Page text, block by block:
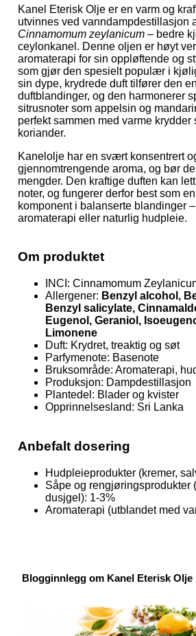
Kanel Eterisk Olje er en varm og
utvinnes ved vanndampdestillasjon
Cinnamomum zeylanicum – bedre
ceylonkanel. Denne oljen er høyt
aromaterapi for sin oppløftende og
som gjør den spesielt populær i
sin dype, krydrede duft tilfører den
duftblandinger, og den harmonerer
sitrusnoter som appelsin og
perfekt sammen med varme krydder
koriander.
Kanelolje har en svært konsentrert
gjennomtrengende aroma, og bør
mengder. Den kraftige duften kan
noter, og fungerer derfor best som
komponent i balanserte blandinger
aromaterapi eller naturlig hudpleie.
Om produktet
INCI: Cinnamomum
Allergener: Benzyl alcohol,
Benzyl salicylate,
Eugenol, Geraniol,
Limonene
Duft: Krydret, treaktig og søt
Parfymenote: Basenote
Bruksområde: Aromaterapi,
Produksjon: Dampdestillasjon
Plantedel: Blader og kvister
Opprinnelsesland: Sri Lanka
Anbefalt dosering
Hudpleieprodukter (kremer,
Såpe og rengjøringsprodukter
dusjgel): 1-3%
Aromaterapi (utblandet med
Blogginnlegg om Kanel Eterisk Olje